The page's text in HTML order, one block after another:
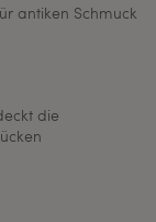
doch einmal
mit uns
eine
können
Artikel
den vollen
antiken Schmuck
die